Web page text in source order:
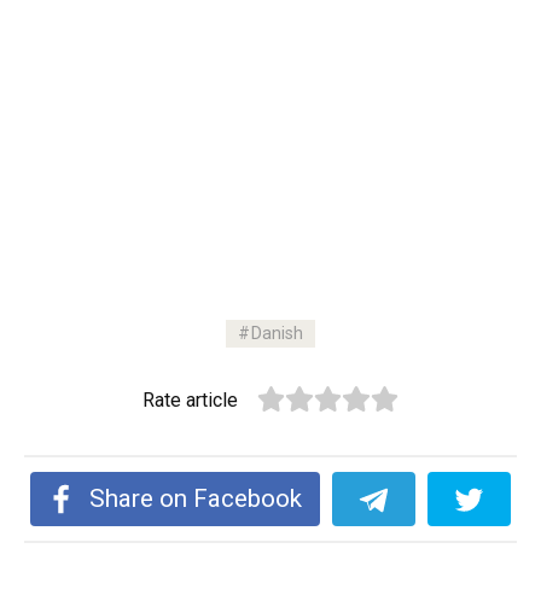
Danish
Rate article
Share on Facebook